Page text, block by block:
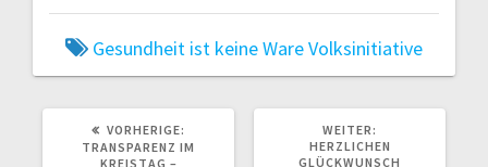
Gesundheit ist keine WareVolksinitiative
VORHERIGE:
BEITRAG:
TRANSPARENZ IM
KREISTAG –
WEITER:
BEITRAG:
HERZLICHEN
GLÜCKWUNSCH